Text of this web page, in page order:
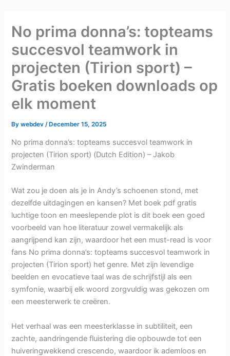
contentNo prima donna’s: topteams
succesvol teamwork in
projecten (Tirion sport) –
Gratis boeken downloads op
elk moment
Bywebdev /December 15, 2025
No prima donna’s: topteams succesvol teamwork in
projecten (Tirion sport) (Dutch Edition) – Jakob
Zwinderman
Wat zou je doen als je in Andy’s schoenen stond, met
dezelfde uitdagingen en kansen? Met boek pdf gratis
luchtige toon en meeslepende plot is dit boek een goed
voorbeeld van hoe literatuur zowel vermakelijk als
aangrijpend kan zijn, waardoor het een must-read is voor
fans No prima donna’s: topteams succesvol teamwork in
projecten (Tirion sport) het genre. Met zijn levendige
beelden en evocatieve taal was de schrijfstijl als een
symfonie, waarbij elk woord zorgvuldig was gekozen om
een meesterwerk te creëren.
Het verhaal was een meesterklasse in subtiliteit, een
zachte, aandringende fluistering die opbouwde tot een
huiveringwekkend crescendo, waardoor ik ademloos en